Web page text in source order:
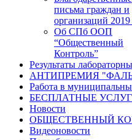
письма граждан и
организаций 2019
Об СПб ООП
“Общественный
Контроль”
Результаты
АНТИПРЕМИЯ
Работа в
БЕСПЛАТНЫЕ
Новости
ОБЩЕСТВЕННЫЙ
Видеоновости